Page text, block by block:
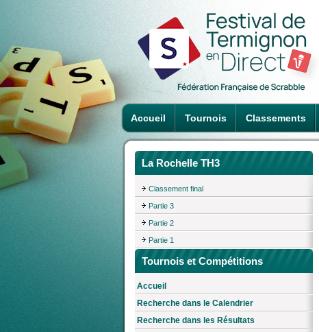
Accueil Tournois Classements
La Rochelle TH3
Classement final
Partie 3
Partie 2
Partie 1
Tournois et Compétitions
Accueil
Recherche dans le Calendrier
Recherche dans les Résultats